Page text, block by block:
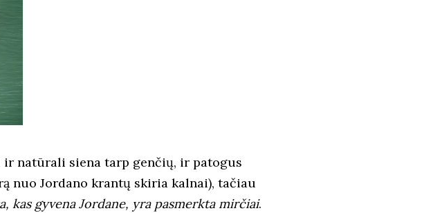
ir natūrali siena tarp genčių, ir patogus
nuo Jordano krantų skiria kalnai), tačiau
kas gyvena Jordane, yra pasmerkta mirčiai.